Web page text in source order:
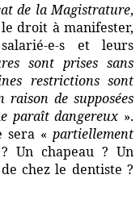
de la Magistrature,
droit à manifester,
e-s et leurs
sont prises sans
restrictions sont
raison de supposées
paraît dangereux ».
sera « partiellement
Un chapeau ? Un
chez le dentiste ?